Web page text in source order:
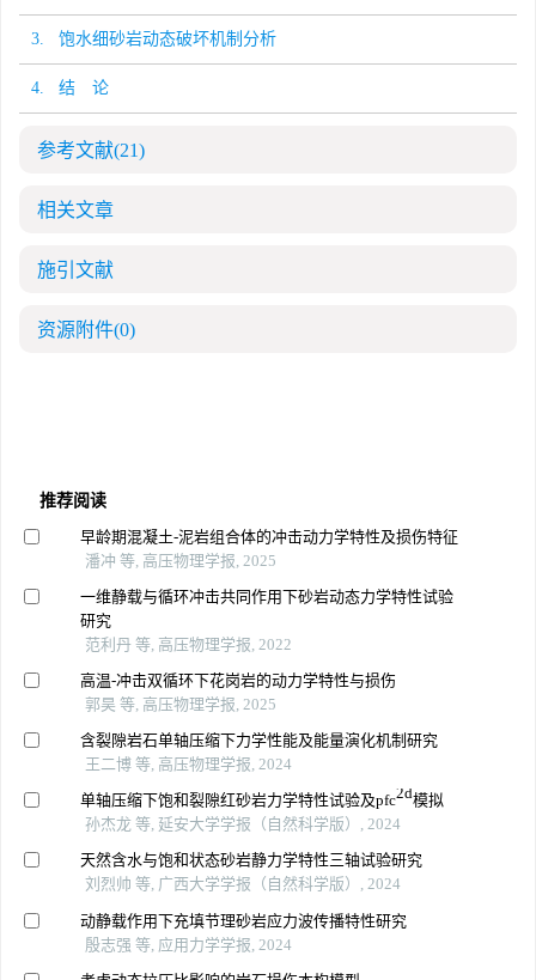
3. 饱水细砂岩动态破坏机制分析
4. 结 论
参考文献(21)
相关文章
施引文献
资源附件(0)
推荐阅读
早龄期混凝土-泥岩组合体的冲击动力学特性及损伤特征
潘冲 等, 高压物理学报, 2025
一维静载与循环冲击共同作用下砂岩动态力学特性试验
研究
范利丹 等, 高压物理学报, 2022
高温-冲击双循环下花岗岩的动力学特性与损伤
郭昊 等, 高压物理学报, 2025
含裂隙岩石单轴压缩下力学性能及能量演化机制研究
王二博 等, 高压物理学报, 2024
单轴压缩下饱和裂隙红砂岩力学特性试验及pfc2d模拟
孙杰龙 等, 延安大学学报（自然科学版）, 2024
天然含水与饱和状态砂岩静力学特性三轴试验研究
刘烈帅 等, 广西大学学报（自然科学版）, 2024
动静载作用下充填节理砂岩应力波传播特性研究
殷志强 等, 应用力学学报, 2024